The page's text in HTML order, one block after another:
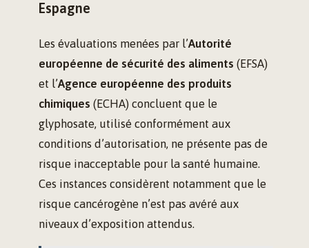
Espagne
Les évaluations menées par l’Autorité
européenne de sécurité des aliments (EFSA)
et l’Agence européenne des produits
chimiques (ECHA) concluent que le
glyphosate, utilisé conformément aux
conditions d’autorisation, ne présente pas de
risque inacceptable pour la santé humaine.
Ces instances considèrent notamment que le
risque cancérogène n’est pas avéré aux
niveaux d’exposition attendus.